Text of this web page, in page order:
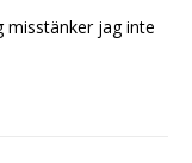
misstänker jag inte